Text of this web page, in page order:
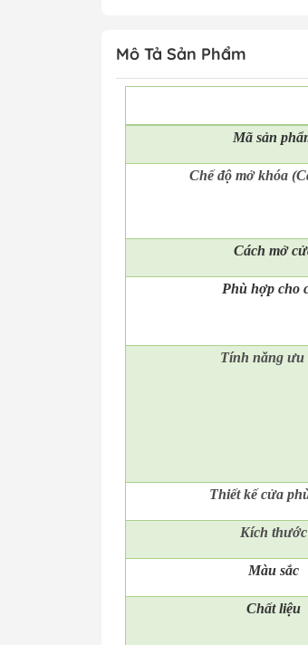
Mô Tả Sản Phẩm
Mã sản
Chế độ mở khóa
Cách mở
Phù hợp cho
Tính năng ưu
Thiết kế cửa
Kích thước
Màu sắc
Chất liệu